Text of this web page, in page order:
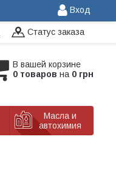
Вход
Статус заказа
В вашей корзине
0 товаров на 0 грн
Масла и
автохимия